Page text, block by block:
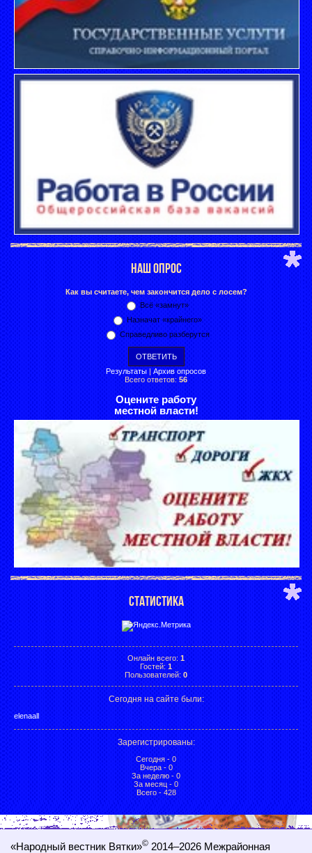
НАШ ОПРОС
Как вы считаете, чем закончится дело с лосем?
Всё «замнут»
Назначат «крайнего»
Справедливо разберутся
Результаты | Архив опросов
Всего ответов: 56
Оцените работу
местной власти!
СТАТИСТИКА
Онлайн всего: 1
Гостей: 1
Пользователей: 0
Сегодня на сайте были:
elenaall
Зарегистрированы:
Сегодня - 0
Вчера - 0
За неделю - 0
За месяц - 0
Всего - 428
«Народный вестник Вятки»©2014–2026 Межрайонная